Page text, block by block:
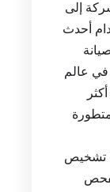
إلى
أحدث
في عالم
تشخيص